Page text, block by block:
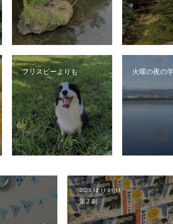
フリスビーよりも 火曜の夜の
2025.12.11 01:11
第７刷